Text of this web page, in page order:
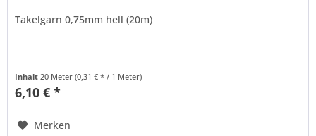
Takelgarn 0,75mm hell (20m)
Inhalt 20 Meter(0,31 € * / 1 Meter)
6,10 € *
Merken